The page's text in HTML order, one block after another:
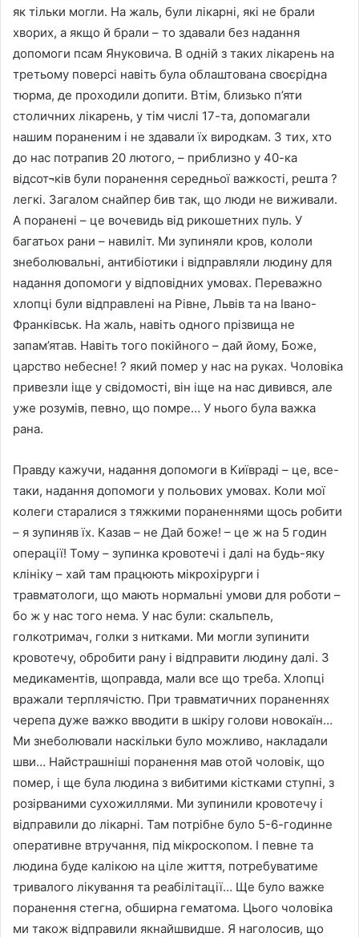
як тільки могли. На жаль, були лікарні, які не брали
хворих, а якщо й брали – то здавали без надання
допомоги псам Януковича. В одній з таких лікарень на
третьому поверсі навіть була облаштована своєрідна
тюрма, де проходили допити. Втім, близько п’яти
столичних лікарень, у тім числі 17-та, допомагали
нашим пораненим і не здавали їх виродкам. З тих, хто
до нас потрапив 20 лютого, – приблизно у 40-ка
відсот¬ків були поранення середньої важкості, решта ?
легкі. Загалом снайпер бив так, що люди не виживали.
А поранені – це вочевидь від рикошетних пуль. У
багатьох рани – навиліт. Ми зупиняли кров, кололи
знеболювальні, антибіотики і відправляли людину для
надання допомоги у відповідних умовах. Переважно
хлопці були відправлені на Рівне, Львів та на Івано-
Франківськ. На жаль, навіть одного прізвища не
запам’ятав. Навіть того покійного – дай йому, Боже,
царство небесне! ? який помер у нас на руках. Чоловіка
привезли іще у свідомості, він іще на нас дивився, але
уже розумів, певно, що помре… У нього була важка
рана.
Правду кажучи, надання допомоги в Київраді – це, все-
таки, надання допомоги у польових умовах. Коли мої
колеги старалися з тяжкими пораненнями щось робити
– я зупиняв їх. Казав – не Дай боже! – це ж на 5 годин
операції! Тому – зупинка кровотечі і далі на будь-яку
клініку – хай там працюють мікрохірурги і
травматологи, що мають нормальні умови для роботи –
бо ж у нас того нема. У нас були: скальпель,
голкотримач, голки з нитками. Ми могли зупинити
кровотечу, обробити рану і відправити людину далі. З
медикаментів, щоправда, мали все що треба. Хлопці
вражали терплячістю. При травматичних пораненнях
черепа дуже важко вводити в шкіру голови новокаїн…
Ми знеболювали наскільки було можливо, накладали
шви… Найстрашніші поранення мав отой чоловік, що
помер, і ще була людина з вибитими кістками ступні, з
розірваними сухожиллями. Ми зупинили кровотечу і
відправили до лікарні. Там потрібне було 5-6-годинне
оперативне втручання, під мікроскопом. І певне та
людина буде калікою на ціле життя, потребуватиме
тривалого лікування та реабілітації… Ще було важке
поранення стегна, обширна гематома. Цього чоловіка
ми також відправили якнайшвидше. Я наголосив, що